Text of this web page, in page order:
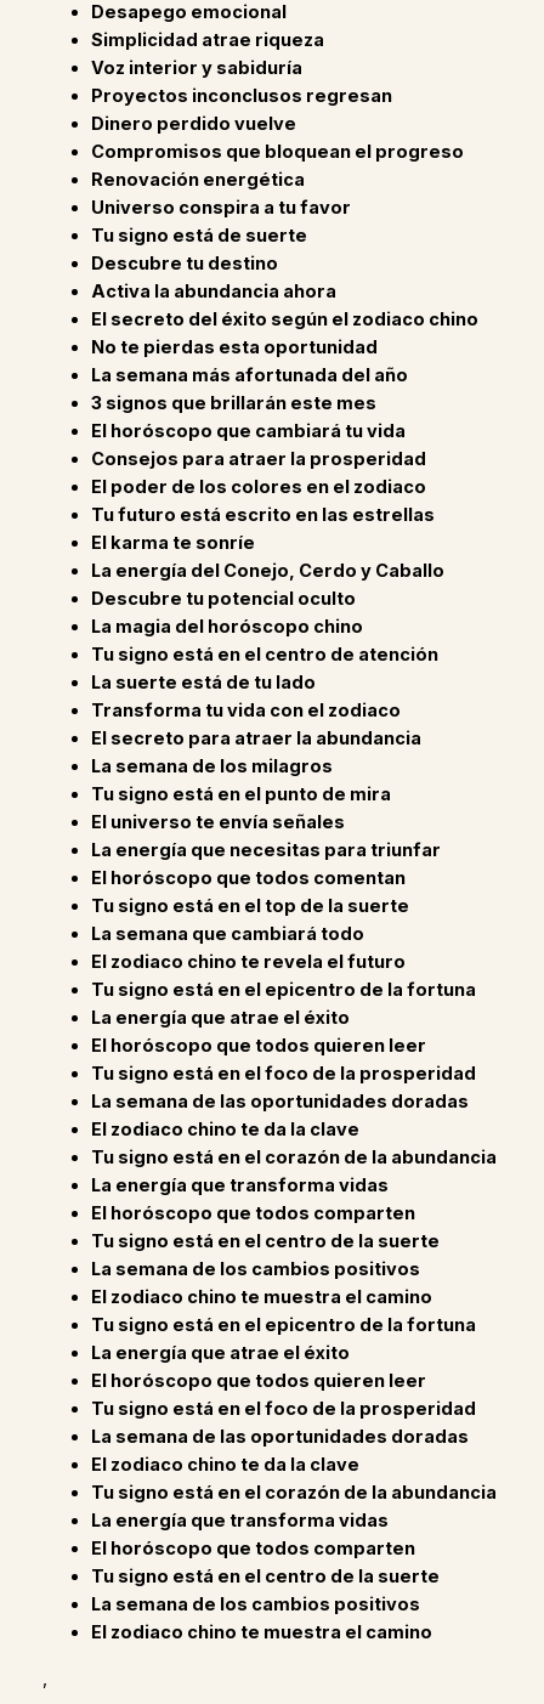
Desapego emocional
Simplicidad atrae riqueza
Voz interior y sabiduría
Proyectos inconclusos regresan
Dinero perdido vuelve
Compromisos que bloquean el progreso
Renovación energética
Universo conspira a tu favor
Tu signo está de suerte
Descubre tu destino
Activa la abundancia ahora
El secreto del éxito según el zodiaco chino
No te pierdas esta oportunidad
La semana más afortunada del año
3 signos que brillarán este mes
El horóscopo que cambiará tu vida
Consejos para atraer la prosperidad
El poder de los colores en el zodiaco
Tu futuro está escrito en las estrellas
El karma te sonríe
La energía del Conejo, Cerdo y Caballo
Descubre tu potencial oculto
La magia del horóscopo chino
Tu signo está en el centro de atención
La suerte está de tu lado
Transforma tu vida con el zodiaco
El secreto para atraer la abundancia
La semana de los milagros
Tu signo está en el punto de mira
El universo te envía señales
La energía que necesitas para triunfar
El horóscopo que todos comentan
Tu signo está en el top de la suerte
La semana que cambiará todo
El zodiaco chino te revela el futuro
Tu signo está en el epicentro de la fortuna
La energía que atrae el éxito
El horóscopo que todos quieren leer
Tu signo está en el foco de la prosperidad
La semana de las oportunidades doradas
El zodiaco chino te da la clave
Tu signo está en el corazón de la abundancia
La energía que transforma vidas
El horóscopo que todos comparten
Tu signo está en el centro de la suerte
La semana de los cambios positivos
El zodiaco chino te muestra el camino
Tu signo está en el epicentro de la fortuna
La energía que atrae el éxito
El horóscopo que todos quieren leer
Tu signo está en el foco de la prosperidad
La semana de las oportunidades doradas
El zodiaco chino te da la clave
Tu signo está en el corazón de la abundancia
La energía que transforma vidas
El horóscopo que todos comparten
Tu signo está en el centro de la suerte
La semana de los cambios positivos
El zodiaco chino te muestra el camino
,